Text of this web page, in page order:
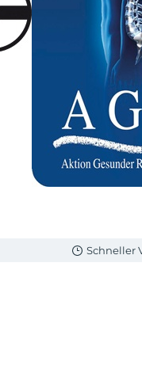
Schneller